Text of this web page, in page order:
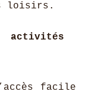
loisirs.
facile